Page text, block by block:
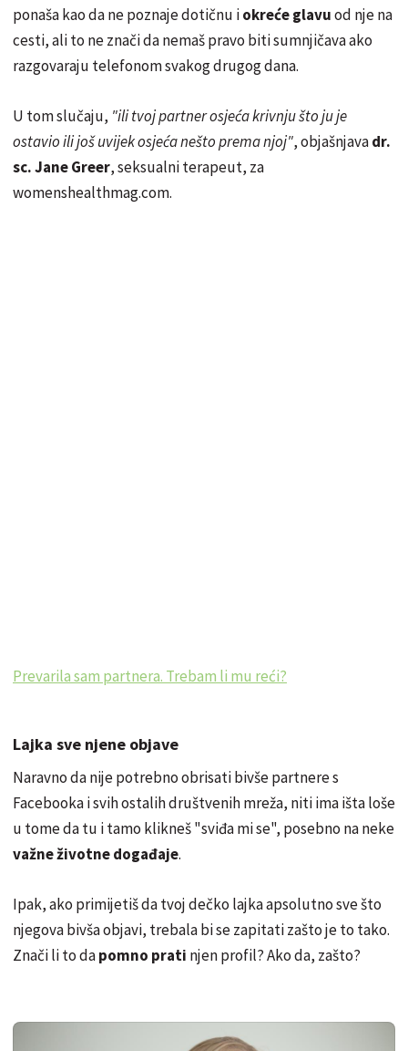
ponaša kao da ne poznaje dotičnu iokreće glavuod nje na
cesti, ali to ne znači da nemaš pravo biti sumnjičava ako
razgovaraju telefonom svakog drugog dana.
U tom slučaju, "ili tvoj partner osjeća krivnju što ju je
ostavio ili još uvijek osjeća nešto prema njoj", objašnjavadr.
sc. Jane Greer, seksualni terapeut, za
womenshealthmag.com.
Prevarila sam partnera. Trebam li mu reći?
Lajka sve njene objave
Naravno da nije potrebno obrisati bivše partnere s
Facebooka i svih ostalih društvenih mreža, niti ima išta loše
u tome da tu i tamo klikneš "sviđa mi se", posebno na neke
važne životne događaje.
Ipak, ako primijetiš da tvoj dečko lajka apsolutno sve što
njegova bivša objavi, trebala bi se zapitati zašto je to tako.
Znači li to dapomno prati njen profil? Ako da, zašto?